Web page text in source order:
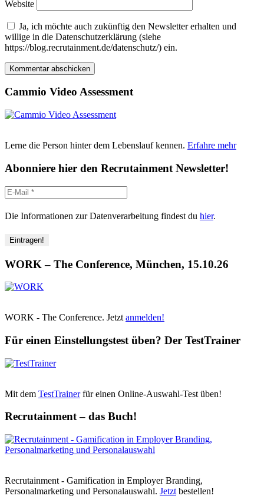
Website
Ja, ich möchte auch zukünftig den Newsletter erhalten und
willige in die Datenschutzerklärung (siehe
https://blog.recrutainment.de/datenschutz/) ein.
Cammio Video Assessment
Lerne die Person hinter dem Lebenslauf kennen. Erfahre mehr
Abonniere hier den Recrutainment Newsletter!
Die Informationen zur Datenverarbeitung findest du hier.
WORK – The Conference, München, 15.10.26
WORK - The Conference. Jetzt anmelden!
Für einen Einstellungstest üben? Der TestTrainer
Mit dem TestTrainerfür einen Online-Auswahl-Test üben!
Recrutainment – das Buch!
Recrutainment - Gamification in Employer Branding,
Personalmarketing und Personalauswahl. Jetzt bestellen!